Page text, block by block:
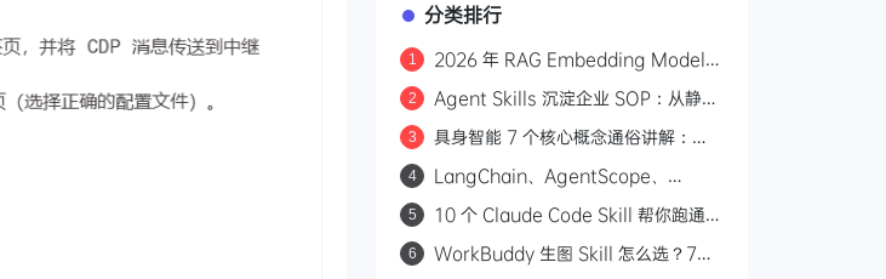
分类排行
1
2026 年 RAG Embedding Model
2
Agent Skills 沉淀企业 SOP：从静态
3
具身智能 7 个核心概念通俗讲解：从
4
LangChain、AgentScope、
真正记忆系统？
5
10 个 Claude Code Skill 帮你跑通一
6
WorkBuddy 生图 Skill 怎么选？7个